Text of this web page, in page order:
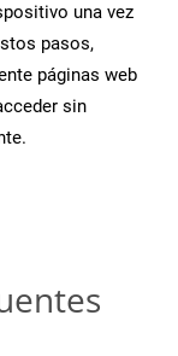
una vez
pasos,
páginas web
sin